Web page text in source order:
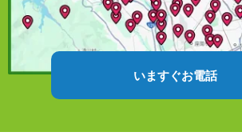
いますぐお電話